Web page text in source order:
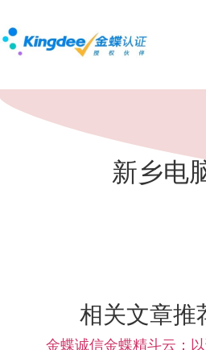
新乡电
相关文章推
金蝶诚信金蝶精斗云：